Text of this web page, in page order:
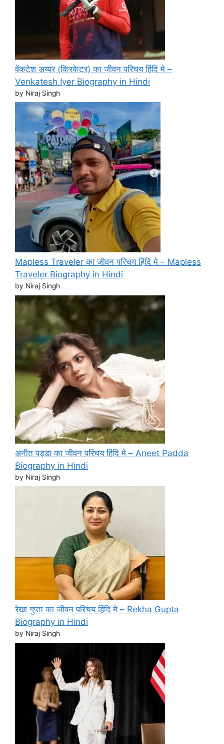
वेंकटेश अय्यर (क्रिकेटर) का जीवन परिचय हिंदि मे –
Venkatesh Iyer Biography in Hindi
by Niraj Singh
Mapless Traveler का जीवन परिचय हिंदि मे – Mapless
Traveler Biography in Hindi
by Niraj Singh
अनीत पड्डा का जीवन परिचय हिंदि मे – Aneet Padda
Biography in Hindi
by Niraj Singh
रेखा गुप्ता का जीवन परिचय हिंदि मे – Rekha Gupta
Biography in Hindi
by Niraj Singh